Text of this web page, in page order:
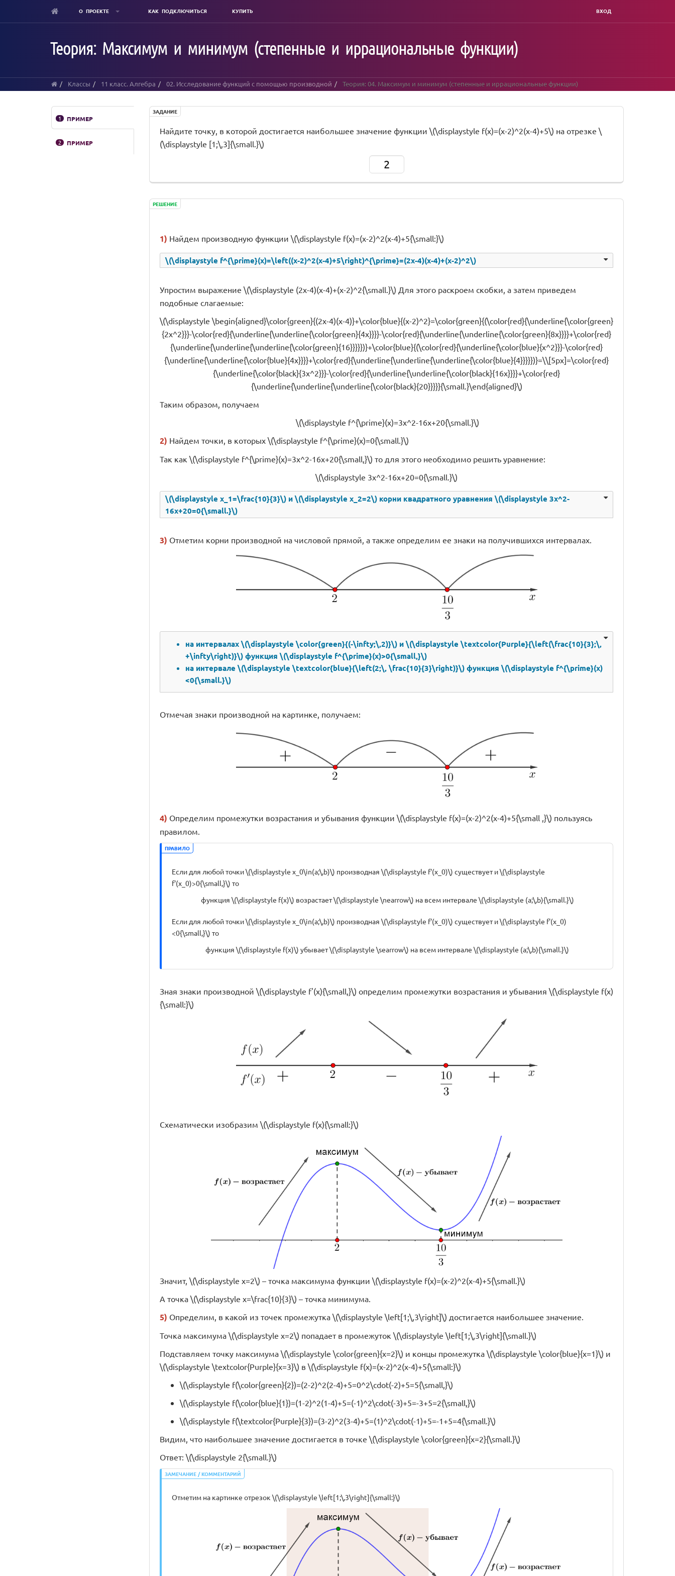
О ПРОЕКТЕ КАК ПОДКЛЮЧИТЬСЯ КУПИТЬ ВХОД
Теория: Максимум и минимум (степенные и иррациональные функции)
Классы 11 класс. Алгебра 02. Исследование функций с помощью производной Теория: 04. Максимум и минимум (степенные и иррациональные функции)
1 ПРИМЕР
2 ПРИМЕР
ЗАДАНИЕ
Найдите точку, в которой достигается наибольшее значение функции \(\displaystyle f(x)=(x-2)^2(x-4)+5\) на отрезке \
(\displaystyle [1;\,3]{\small.}\)
2
РЕШЕНИЕ
1) Найдем производную функции \(\displaystyle f(x)=(x-2)^2(x-4)+5{\small:}\)
\(\displaystyle f^{\prime}(x)=\left((x-2)^2(x-4)+5\right)^{\prime}=(2x-4)(x-4)+(x-2)^2\)
Упростим выражение \(\displaystyle (2x-4)(x-4)+(x-2)^2{\small.}\) Для этого раскроем скобки, а затем приведем
подобные слагаемые:
\(\displaystyle \begin{aligned}\color{green}{(2x-4)(x-4)}+\color{blue}{(x-2)^2}=\color{green}{(\color{red}{\underline{\color{green}
{2x^2}}}-\color{red}{\underline{\underline{\color{green}{4x}}}}-\color{red}{\underline{\underline{\color{green}{8x}}}}+\color{red}
{\underline{\underline{\underline{\color{green}{16}}}}})}+\color{blue}{(\color{red}{\underline{\color{blue}{x^2}}}-\color{red}
{\underline{\underline{\color{blue}{4x}}}}+\color{red}{\underline{\underline{\underline{\color{blue}{4}}}}})}=\\[5px]=\color{red}
{\underline{\color{black}{3x^2}}}-\color{red}{\underline{\underline{\color{black}{16x}}}}+\color{red}
{\underline{\underline{\underline{\color{black}{20}}}}}{\small.}\end{aligned}\)
Таким образом, получаем
\(\displaystyle f^{\prime}(x)=3x^2-16x+20{\small.}\)
2) Найдем точки, в которых \(\displaystyle f^{\prime}(x)=0{\small.}\)
Так как \(\displaystyle f^{\prime}(x)=3x^2-16x+20{\small,}\) то для этого необходимо решить уравнение:
\(\displaystyle 3x^2-16x+20=0{\small.}\)
\(\displaystyle x_1=\frac{10}{3}\) и \(\displaystyle x_2=2\) корни квадратного уравнения \(\displaystyle 3x^2-
16x+20=0{\small.}\)
3) Отметим корни производной на числовой прямой, а также определим ее знаки на получившихся интервалах.
на интервалах \(\displaystyle \color{green}{(-\infty;\,2)}\) и \(\displaystyle \textcolor{Purple}{\left(\frac{10}{3};\,
+\infty\right)}\) функция \(\displaystyle f^{\prime}(x)>0{\small,}\)
на интервале \(\displaystyle \textcolor{blue}{\left(2;\, \frac{10}{3}\right)}\) функция \(\displaystyle f^{\prime}(x)
<0{\small.}\)
Отмечая знаки производной на картинке, получаем:
4) Определим промежутки возрастания и убывания функции \(\displaystyle f(x)=(x-2)^2(x-4)+5{\small ,}\) пользуясь
правилом.
ПРАВИЛО
Если для любой точки \(\displaystyle x_0\in(a;\,b)\) производная \(\displaystyle f'(x_0)\) существует и \(\displaystyle
f'(x_0)>0{\small,}\) то
функция \(\displaystyle f(x)\) возрастает \(\displaystyle \nearrow\) на всем интервале \(\displaystyle (a;\,b){\small.}\)
Если для любой точки \(\displaystyle x_0\in(a;\,b)\) производная \(\displaystyle f'(x_0)\) существует и \(\displaystyle f'(x_0)
<0{\small,}\) то
функция \(\displaystyle f(x)\) убывает \(\displaystyle \searrow\) на всем интервале \(\displaystyle (a;\,b){\small.}\)
Зная знаки производной \(\displaystyle f'(x){\small,}\) определим промежутки возрастания и убывания \(\displaystyle f(x)
{\small:}\)
Схематически изобразим \(\displaystyle f(x){\small:}\)
Значит, \(\displaystyle x=2\) – точка максимума функции \(\displaystyle f(x)=(x-2)^2(x-4)+5{\small.}\)
А точка \(\displaystyle x=\frac{10}{3}\) – точка минимума.
5) Определим, в какой из точек промежутка \(\displaystyle \left[1;\,3\right]\) достигается наибольшее значение.
Точка максимума \(\displaystyle x=2\) попадает в промежуток \(\displaystyle \left[1;\,3\right]{\small.}\)
Подставляем точку максимума \(\displaystyle \color{green}{x=2}\) и концы промежутка \(\displaystyle \color{blue}{x=1}\) и
\(\displaystyle \textcolor{Purple}{x=3}\) в \(\displaystyle f(x)=(x-2)^2(x-4)+5{\small:}\)
\(\displaystyle f(\color{green}{2})=(2-2)^2(2-4)+5=0^2\cdot(-2)+5=5{\small,}\)
\(\displaystyle f(\color{blue}{1})=(1-2)^2(1-4)+5=(-1)^2\cdot(-3)+5=-3+5=2{\small,}\)
\(\displaystyle f(\textcolor{Purple}{3})=(3-2)^2(3-4)+5=(1)^2\cdot(-1)+5=-1+5=4{\small.}\)
Видим, что наибольшее значение достигается в точке \(\displaystyle \color{green}{x=2}{\small.}\)
Ответ: \(\displaystyle 2{\small.}\)
ЗАМЕЧАНИЕ / КОММЕНТАРИЙ
Отметим на картинке отрезок \(\displaystyle \left[1;\,3\right]{\small:}\)